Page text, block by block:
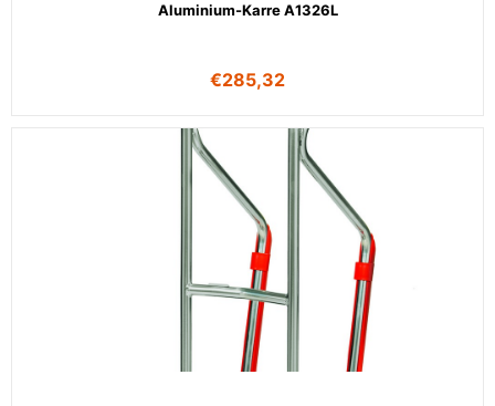
Aluminium-Karre A1326L
€285,32